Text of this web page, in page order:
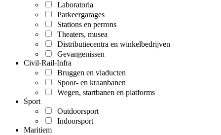
Laboratoria
Parkeergarages
Stations en perrons
Theaters, musea
Distributiecentra en winkelbedrijven
Gevangenissen
Civil-Rail-Infra
Bruggen en viaducten
Spoor- en kraanbanen
Wegen, startbanen en platforms
Sport
Outdoorsport
Indoorsport
Maritiem